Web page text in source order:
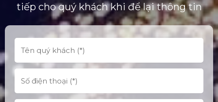
tiếp cho quý khách khi để lại thông tin